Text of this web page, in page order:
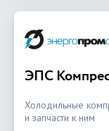
ЭПС
Холодильные
и запчасти к ним